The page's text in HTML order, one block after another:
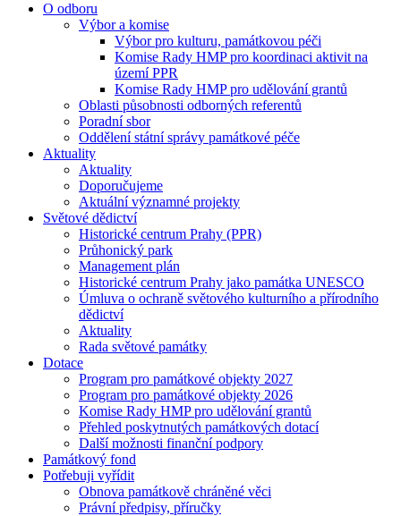
O odboru
Výbor a komise
Výbor pro kulturu, památkovou péči
Komise Rady HMP pro koordinaci aktivit na
území PPR
Komise Rady HMP pro udělování grantů
Oblasti působnosti odborných referentů
Poradní sbor
Oddělení státní správy památkové péče
Aktuality
Aktuality
Doporučujeme
Aktuální významné projekty
Světové dědictví
Historické centrum Prahy (PPR)
Průhonický park
Management plán
Historické centrum Prahy jako památka UNESCO
Úmluva o ochraně světového kulturního a přírodního
dědictví
Aktuality
Rada světové památky
Dotace
Program pro památkové objekty 2027
Program pro památkové objekty 2026
Komise Rady HMP pro udělování grantů
Přehled poskytnutých památkových dotací
Další možnosti finanční podpory
Památkový fond
Potřebuji vyřídit
Obnova památkově chráněné věci
Právní předpisy, příručky